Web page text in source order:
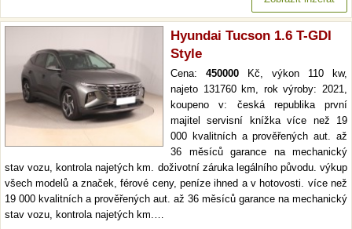
Hyundai Tucson 1.6 T-GDI
Style
Cena: 450000 Kč, výkon 110 kw,
najeto 131760 km, rok výroby: 2021,
koupeno v: česká republika první
majitel servisní knížka více než 19
000 kvalitních a prověřených aut. až
36 měsíců garance na mechanický
stav vozu, kontrola najetých km. doživotní záruka legálního původu. výkup
všech modelů a značek, férové ceny, peníze ihned a v hotovosti. více než
19 000 kvalitních a prověřených aut. až 36 měsíců garance na mechanický
stav vozu, kontrola najetých km.…